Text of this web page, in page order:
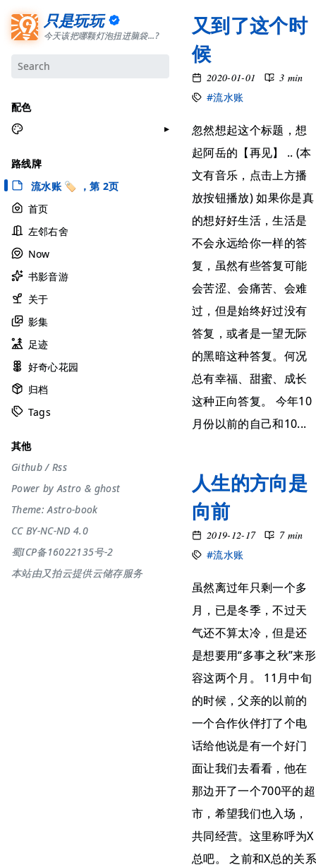
只是玩玩
今天该把哪颗灯泡扭进脑袋...?
配色
极夜黑
雅余黄
昱行粉
她的蓝
莫比乌斯
香草绿
自适应
路线牌
流水账 🏷 ，第 2页
首页
左邻右舍
Now
书影音游
关于
影集
足迹
好奇心花园
归档
Tags
其他
Github/ Rss
Power byAstro & ghost
Theme:Astro-book
CC BY-NC-ND 4.0
蜀ICP备16022135号-2
本站由又拍云提供云储存服务
又到了这个时
候
2020-01-01
3 min
#流水账
忽然想起这个标题，想
起阿岳的【再见】 .. (本
文有音乐，点击上方播
放按钮播放) 如果你是真
的想好好生活，生活是
不会永远给你一样的答
复，虽然有些答复可能
会苦涩、会痛苦、会难
过，但是始终好过没有
答复，或者是一望无际
的黑暗这种答复。何况
总有幸福、甜蜜、成长
这种正向答复。 今年10
月份以前的自己和10...
人生的方向是
向前
2019-12-17
7 min
#流水账
虽然离过年只剩一个多
月，已是冬季，不过天
气还不算太冷，但是还
是想要用“多事之秋”来形
容这两个月。 11月中旬
的时候，父亲的以前的
一个合作伙伴打了个电
话给他说是有一个好门
面让我们去看看，他在
那边开了一个700平的超
市，希望我们也入场，
共同经营。这里称呼为X
总吧。 之前和X总的关系